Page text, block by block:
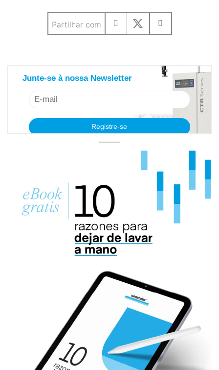
Partilhar com
Junte-se à nossa Newsletter